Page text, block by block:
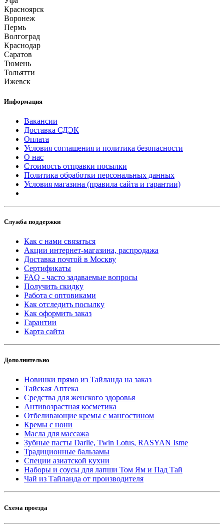
Красноярск
Воронеж
Пермь
Волгоград
Краснодар
Саратов
Тюмень
Тольятти
Ижевск
Информация
Вакансии
Доставка СДЭК
Оплата
Условия соглашения и политика безопасности
О нас
Стоимость отправки посылки
Политика обработки персональных данных
Условия магазина (правила сайта и гарантии)
Служба поддержки
Как с нами связаться
Акции интернет-магазина, распродажа
Доставка почтой в Москву
Сертификаты
FAQ - часто задаваемые вопросы
Получить скидку
Работа с оптовиками
Как отследить посылку
Как оформить заказ
Гарантии
Карта сайта
Дополнительно
Новинки прямо из Тайланда на заказ
Тайская Аптека
Средства для женского здоровья
Антивозрастная косметика
Отбеливающие кремы с мангостином
Кремы с нони
Масла для массажа
Зубные пасты Darlie, Twin Lotus, RASYAN Isme
Традиционные бальзамы
Специи азиатской кухни
Наборы и соусы для лапши Том Ям и Пад Тай
Чай из Тайланда от производителя
Схема проезда